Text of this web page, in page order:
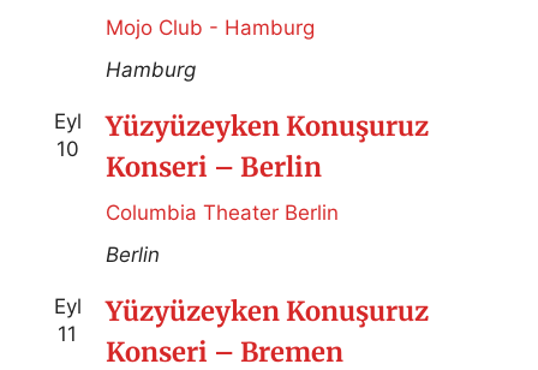
Mojo Club - Hamburg
Hamburg
Eyl
10
Yüzyüzeyken Konuşuruz
Konseri – Berlin
Columbia Theater Berlin
Berlin
Eyl
11
Yüzyüzeyken Konuşuruz
Konseri – Bremen